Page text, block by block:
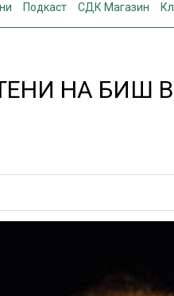
Подкаст СДК Магазин
НА БИШ